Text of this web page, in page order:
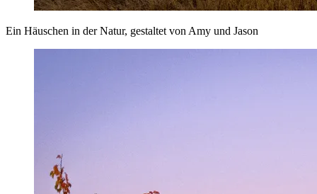
Ein Häuschen in der Natur, gestaltet von Amy und Jason